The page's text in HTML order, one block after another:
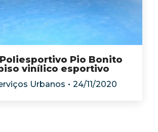
Pio Bonito
vinílico esportivo
Urbanos 24/11/2020